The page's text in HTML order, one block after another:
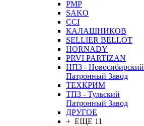
PMP
SAKO
CCI
КАЛАШНИКОВ
SELLIER BELLOT
HORNADY
PRVI PARTIZAN
НПЗ - Новосибирский
Патронный Завод
ТЕХКРИМ
ТПЗ - Тульский
Патронный Завод
ДРУГОЕ
+ ЕЩЕ 11